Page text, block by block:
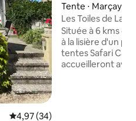
Évaluation moyenne sur la
4,97 (34)
Tente ⋅ Marçay
Les Toiles de La
Safari
Située à 6 kms de
à la lisière d'un
tentes Safari
accueilleront